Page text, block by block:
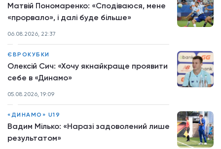
Матвій Пономаренко: «Сподіваюся, мене
«прорвало», і далі буде більше»
06.08.2026, 22:37
ЄВРОКУБКИ
Олексій Сич: «Хочу якнайкраще проявити
себе в «Динамо»
05.08.2026, 19:09
«ДИНАМО» U19
Вадим Мілько: «Наразі задоволений лише
результатом»